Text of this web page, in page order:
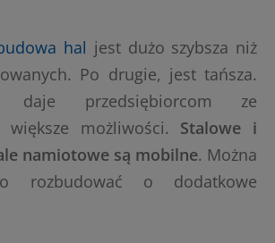
hal jest dużo szybsza niż
Po drugie, jest tańsza.
daje przedsiębiorcom ze
większe możliwości. Stalowe i
namiotowe są mobilne. Można
rozbudować o dodatkowe